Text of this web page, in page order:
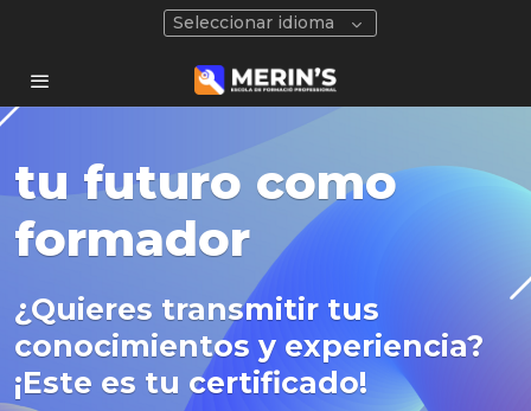
Seleccionar idioma
Abre las puertas a
tu futuro como
formador
¿Quieres transmitir tus
conocimientos y experiencia?
¡Este es tu certificado!